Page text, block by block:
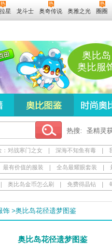
星 龙斗士 奥奇传说 奥雅之光 圈圈
奥比岛
奥比服
热搜: 圣精灵
：对战寒门之女 深海不知鱼有毒
最有价值的服装 全岛最耀眼套装
奥比岛金币怎么刷 免费得晶钻
饰 >奥比岛花径遗梦图鉴
奥比岛花径遗梦图鉴